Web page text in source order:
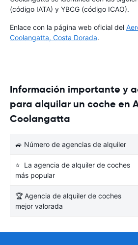
(código IATA) y YBCG (código ICAO).
Enlace con la página web oficial del
Coolangatta, Costa Dorada.
Información importante y
para alquilar un coche en
Coolangatta
🚙 Número de agencias de alquiler
⭐ La agencia de alquiler de coches
más popular
🏆 Agencia de alquiler de coches
mejor valorada